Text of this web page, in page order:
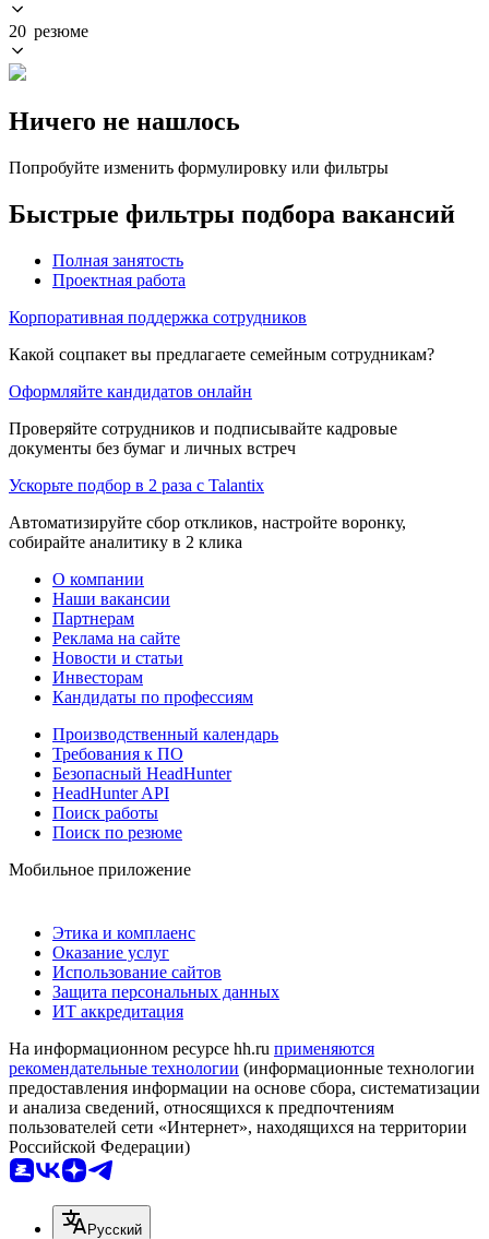
20 резюме
Ничего не нашлось
Попробуйте изменить формулировку или фильтры
Быстрые фильтры подбора вакансий
Полная занятость
Проектная работа
Корпоративная поддержка сотрудников
Какой соцпакет вы предлагаете семейным сотрудникам?
Оформляйте кандидатов онлайн
Проверяйте сотрудников и подписывайте кадровые
документы без бумаг и личных встреч
Ускорьте подбор в 2 раза с Talantix
Автоматизируйте сбор откликов, настройте воронку,
собирайте аналитику в 2 клика
О компании
Наши вакансии
Партнерам
Реклама на сайте
Новости и статьи
Инвесторам
Кандидаты по профессиям
Производственный календарь
Требования к ПО
Безопасный HeadHunter
HeadHunter API
Поиск работы
Поиск по резюме
Мобильное приложение
Этика и комплаенс
Оказание услуг
Использование сайтов
Защита персональных данных
ИТ аккредитация
На информационном ресурсе hh.ru применяются
рекомендательные технологии (информационные технологии
предоставления информации на основе сбора, систематизации
и анализа сведений, относящихся к предпочтениям
пользователей сети «Интернет», находящихся на территории
Российской Федерации)
Русский